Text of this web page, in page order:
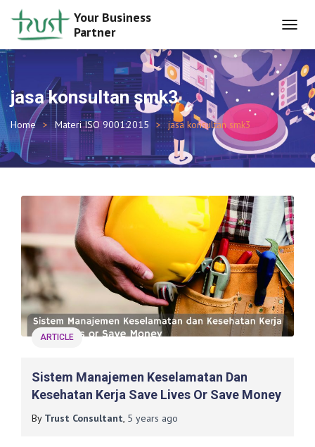
Your Business
Partner
jasa konsultan smk3
Home Materi ISO 9001:2015 jasa konsultan smk3
ARTICLE
Sistem Manajemen Keselamatan Dan
Kesehatan Kerja Save Lives Or Save Money
By Trust Consultant, 5 years ago